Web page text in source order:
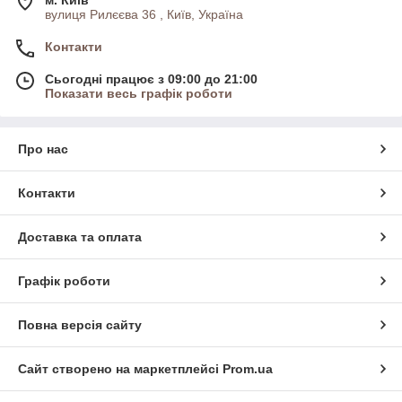
вулиця Рилєєва 36 , Київ, Україна
Контакти
Сьогодні працює з 09:00 до 21:00
Показати весь графік роботи
Про нас
Контакти
Доставка та оплата
Графік роботи
Повна версія сайту
Сайт створено на маркетплейсі Prom.ua